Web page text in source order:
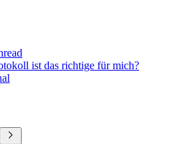
ist das richtige für mich?